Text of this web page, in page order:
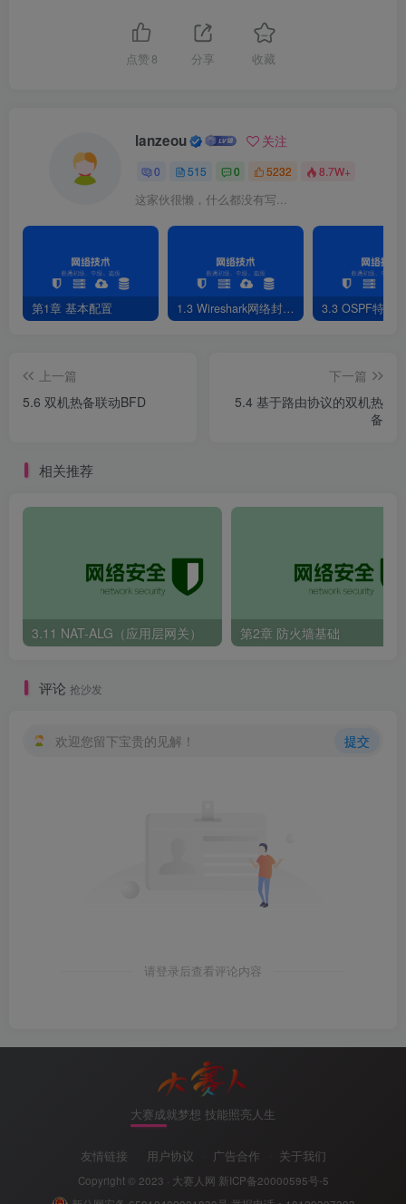
点赞 8 分享 收藏
lanzeou 关注
0 515 0 5232 8.7W+
这家伙很懒，什么都没有写...
第1章 基本配置 1.3 Wireshark网络封包分析软件 3.3 OSPF特性
上一篇
5.6 双机热备联动BFD
下一篇
5.4 基于路由协议的双机热
备
相关推荐
3.11 NAT-ALG（应用层网关） 第2章 防火墙基础
评论 抢沙发
欢迎您留下宝贵的见解！ 提交
请登录后查看评论内容
大赛成就梦想 技能照亮人生
友情链接 用户协议 广告合作 关于我们
Copyright © 2023 · 大赛人网 新ICP备20000595号-5